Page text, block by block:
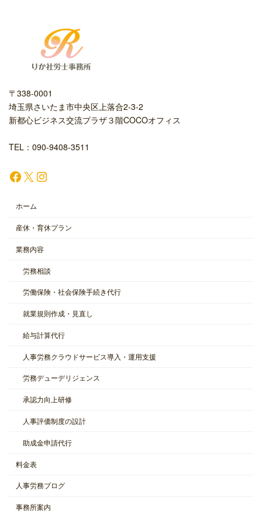
〒338-0001
埼玉県さいたま市中央区上落合2-3-2
新都心ビジネス交流プラザ３階COCOオフィス
TEL：090-9408-3511
Facebook
X Instagram
ホーム
産休・育休プラン
業務内容
労務相談
労働保険・社会保険手続き代行
就業規則作成・見直し
給与計算代行
人事労務クラウドサービス導入・運用支援
労務デューデリジェンス
承認力向上研修
人事評価制度の設計
助成金申請代行
料金表
人事労務ブログ
事務所案内